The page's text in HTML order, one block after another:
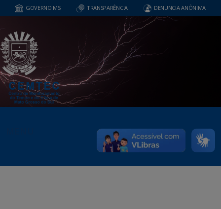
GOVERNO MS TRANSPARÊNCIA DENUNCIA ANÔNIMA